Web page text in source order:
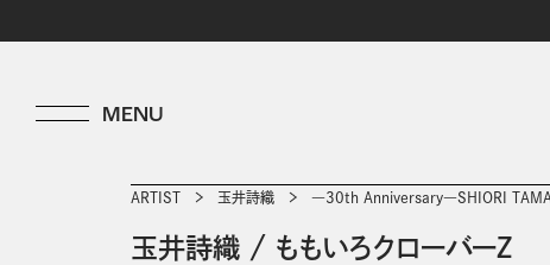
ARTIST 玉井詩織 ―30th Anniversary―SHIORI TAMAI
玉井詩織 / ももいろクローバーＺ